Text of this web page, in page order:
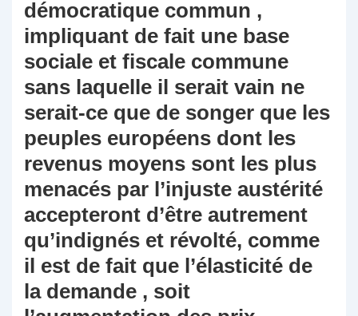
démocratique commun ,
impliquant de fait une base
sociale et fiscale commune
sans laquelle il serait vain ne
serait-ce que de songer que les
peuples européens dont les
revenus moyens sont les plus
menacés par l’injuste austérité
accepteront d’être autrement
qu’indignés et révolté, comme
il est de fait que l’élasticité de
la demande , soit